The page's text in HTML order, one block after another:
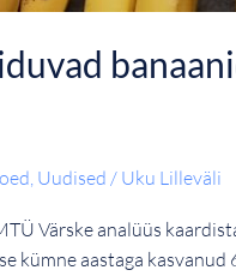
Uudised / Uku Lilleväli
Värske analüüs
kümne aastaga